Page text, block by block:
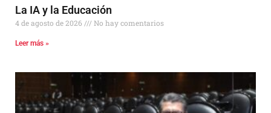
La IA y la Educación
4 de agosto de 2026 No hay comentarios
Leer más »